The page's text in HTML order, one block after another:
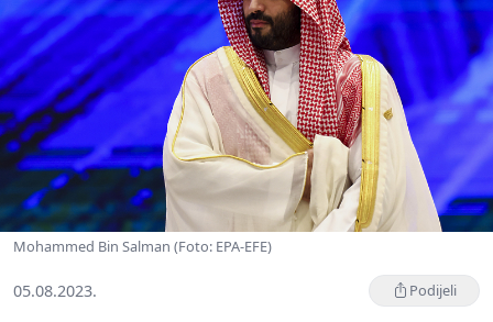
Mohammed Bin Salman (Foto: EPA-EFE)
05.08.2023. Podijeli